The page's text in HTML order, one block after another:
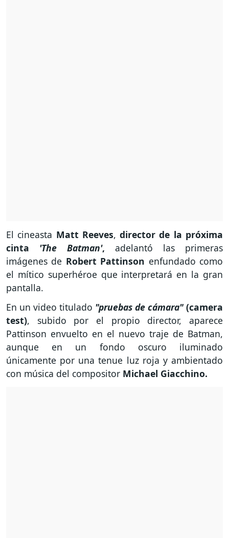
El cineasta Matt Reeves, director de la próxima
cinta 'The Batman', adelantó las primeras
imágenes de Robert Pattinson enfundado como
el mítico superhéroe que interpretará en la gran
pantalla.
En un video titulado "pruebas de cámara" (camera
test), subido por el propio director, aparece
Pattinson envuelto en el nuevo traje de Batman,
aunque en un fondo oscuro iluminado
únicamente por una tenue luz roja y ambientado
con música del compositor Michael Giacchino.